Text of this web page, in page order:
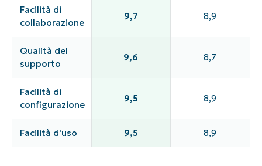
Facilità di
collaborazione
9,7 8,9
Qualità del
supporto
9,6 8,7
Facilità di
configurazione
9,5 8,9
Facilità d'uso 9,5 8,9